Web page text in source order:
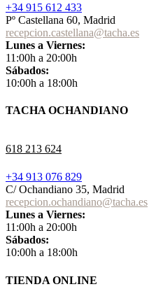
+34 915 612 433
Pº Castellana 60, Madrid
recepcion.castellana@tacha.es
Lunes a Viernes:
11:00h a 20:00h
Sábados:
10:00h a 18:00h
TACHA OCHANDIANO
618 213 624
+34 913 076 829
C/ Ochandiano 35, Madrid
recepcion.ochandiano@tacha.es
Lunes a Viernes:
11:00h a 20:00h
Sábados:
10:00h a 18:00h
TIENDA ONLINE